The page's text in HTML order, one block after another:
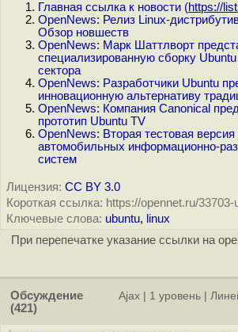
Главная ссылка к новости (https://
OpenNews: Релиз Linux-
Обзор новшеств
OpenNews: Марк Шаттлворт
специализированную сборку
сектора
OpenNews: Разработчики Ubuntu
инновационную альтернативу
OpenNews: Компания Canonical
прототип Ubuntu TV
OpenNews: Вторая тестовая
автомобильных информационно-
систем
Лицензия: CC BY 3.0
Короткая ссылка: https://opennet.ru/33703-
Ключевые слова: ubuntu, linux
При перепечатке указание ссылки на
Обсуждение
(421)
Ajax 1 уровень